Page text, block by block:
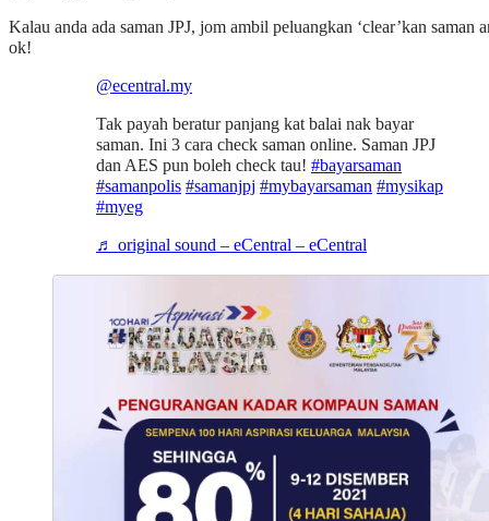
Kalau anda ada saman JPJ, jom ambil peluangkan ‘clear’kan saman
ok!
@ecentral.my
Tak payah beratur panjang kat balai nak bayar
saman. Ini 3 cara check saman online. Saman JPJ
dan AES pun boleh check tau! #bayarsaman
#samanpolis #samanjpj #mybayarsaman #mysikap
#myeg
♬ original sound – eCentral – eCentral